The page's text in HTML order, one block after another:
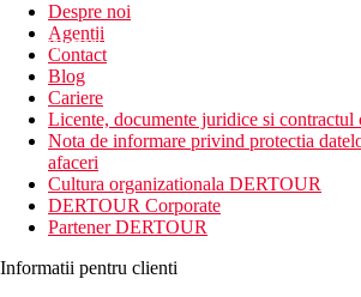
newsletter!
Despre noi
Agentii
Contact
Blog
Cariere
Licente, documente juridice si contractul
Nota de informare privind protectia
afaceri
Cultura organizationala DERTOUR
DERTOUR Corporate
Partener DERTOUR
Informatii pentru clienti